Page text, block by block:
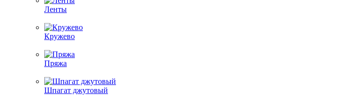
Ленты
Кружево
Пряжа
Шпагат джутовый